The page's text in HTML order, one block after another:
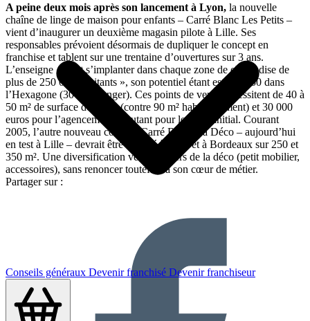
Conseils généraux Devenir franchisé Devenir franchiseur
A peine deux mois après son lancement à Lyon, la nouvelle
chaîne de linge de maison pour enfants – Carré Blanc Les Petits –
vient d’inaugurer un deuxième magasin pilote à Lille. Ses
responsables prévoient désormais de dupliquer le concept en
franchise et tablent sur une trentaine d’ouvertures sur 3 ans.
L’enseigne « veut s’implanter dans chaque zone de chalandise de
plus de 250 000 habitants », son potentiel étant estimé à 50 dans
l’Hexagone (30 à l’étranger). Ces points de vente nécessitent de 40 à
50 m² de surface de vente (contre 90 m² habituellement) et 30 000
euros pour l’agencement et autant pour le stock initial. Courant
2005, l’autre nouveau concept Carré Blanc La Déco – aujourd’hui
en test à Lille – devrait être décliné à Paris et à Bordeaux sur 250 et
350 m². Une diversification vers l’univers de la déco (petit mobilier,
accessoires), sans renoncer toutefois à son cœur de métier.
Partager sur :